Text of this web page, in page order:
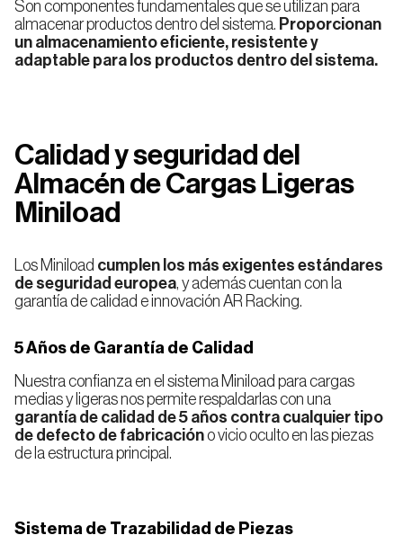
Selecciona tu país
País
Continuar
Son componentes fundamentales que se utilizan para
almacenar productos dentro del sistema. Proporcionan
un almacenamiento eficiente, resistente y
adaptable para los productos dentro del sistema.
Calidad y seguridad del
Almacén de Cargas Ligeras
Miniload
Los Miniload cumplen los más exigentes estándares
de seguridad europea, y además cuentan con la
garantía de calidad e innovación AR Racking.
5 Años de Garantía de Calidad
Nuestra confianza en el sistema Miniload para cargas
medias y ligeras nos permite respaldarlas con una
garantía de calidad de 5 años contra cualquier tipo
de defecto de fabricacióno vicio oculto en las piezas
de la estructura principal.
Sistema de Trazabilidad de Piezas